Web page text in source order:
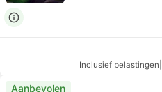
Inclusief belastingen
Aanbevolen